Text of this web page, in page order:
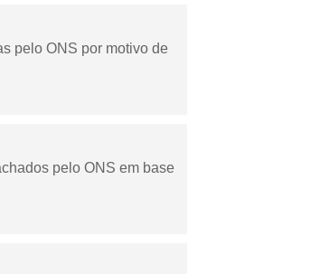
pelo ONS por motivo de
pelo ONS em base